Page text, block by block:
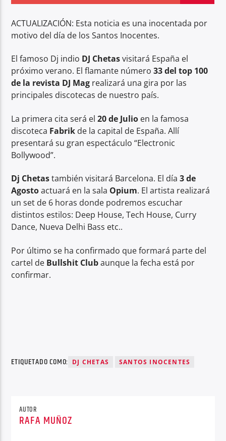
Center Waves
ACTUALIZACIÓN: Esta noticia es una inocentada por
motivo del día de los Santos Inocentes.
El famoso Dj indio DJ Chetasvisitará España el
próximo verano. El flamante número33 del top 100
de la revista DJ Mag realizará una gira por las
principales discotecas de nuestro país.
La primera cita será el20 de Julio en la famosa
discoteca Fabrik de la capital de España. Allí
presentará su gran espectáculo “Electronic
Bollywood”.
Dj Chetastambién visitará Barcelona. El día3 de
Agostoactuará en la sala Opium. El artista realizará
un set de 6 horas donde podremos escuchar
distintos estilos: Deep House, Tech House, Curry
Dance, Nueva Delhi Bass etc..
Por último se ha confirmado que formará parte del
cartel de Bullshit Clubaunque la fecha está por
confirmar.
ETIQUETADO COMO: DJ CHETAS SANTOS INOCENTES
AUTOR
RAFA MUÑOZ